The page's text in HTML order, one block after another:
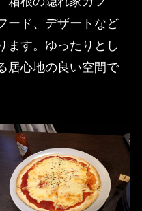
ード、デザートなど
ます。ゆったりとし
居心地の良い空間で